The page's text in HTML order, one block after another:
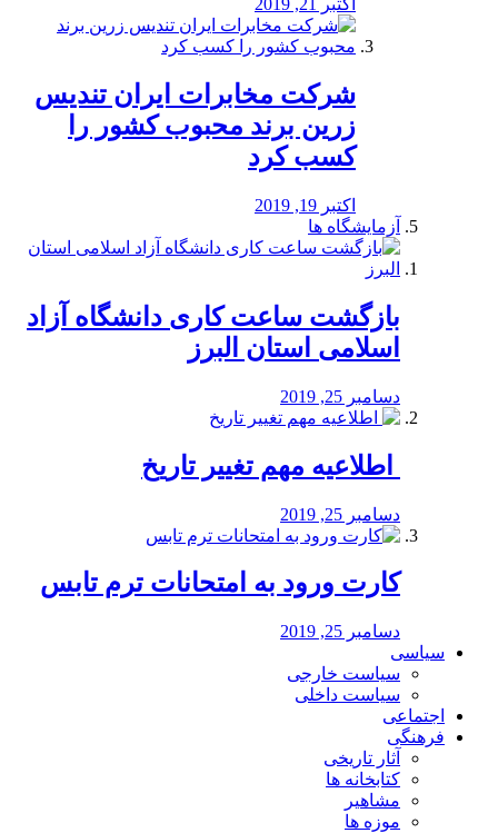
اکتبر 21, 2019
شرکت مخابرات ایران تندیس
زرین برند محبوب کشور را
کسب کرد
اکتبر 19, 2019
آزمایشگاه ها
بازگشت ساعت کاری دانشگاه آزاد
اسلامی استان البرز
دسامبر 25, 2019
️ اطلاعیه مهم تغییر تاریخ
دسامبر 25, 2019
کارت ورود به امتحانات ترم تابس
دسامبر 25, 2019
سیاسی
سیاست خارجی
سیاست داخلی
اجتماعی
فرهنگی
آثار تاریخی
کتابخانه ها
مشاهیر
موزه ها